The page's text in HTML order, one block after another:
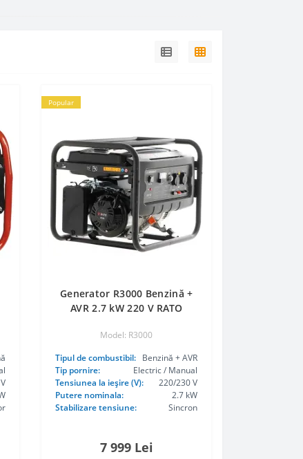
Popular
Generator R3000 Benzină +
AVR 2.7 kW 220 V RATO
Model: R3000
Tipul de combustibil: Benzină + AVR
Tip pornire:
Electric / Manual
Tensiunea la ieşire (V):
220/230 V
Putere nominala:
2.7 kW
Stabilizare tensiune:
Sincron
7 999 Lei